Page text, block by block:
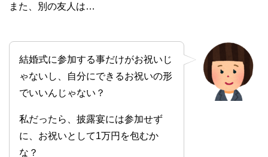
また、別の友人は…
結婚式に参加する事だけがお祝いじ
ゃないし、自分にできるお祝いの形
でいいんじゃない？
私だったら、披露宴には参加せず
に、お祝いとして1万円を包むか
な？